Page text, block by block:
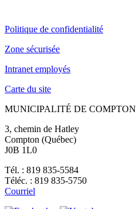
Politique de confidentialité
Zone sécurisée
Intranet employés
Carte du site
MUNICIPALITÉ DE COMPTON
3, chemin de Hatley
Compton (Québec)
J0B 1L0
Tél. : 819 835-5584
Téléc. : 819 835-5750
Courriel